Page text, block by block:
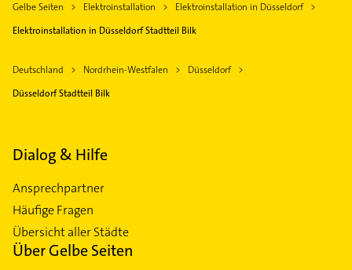
Gelbe Seiten Elektroinstallation
Elektroinstallation in Düsseldorf
Elektroinstallation in Düsseldorf Stadtteil Bilk
Deutschland Nordrhein-Westfalen
Düsseldorf
Düsseldorf Stadtteil Bilk
Dialog & Hilfe
Ansprechpartner
Häufige Fragen
Übersicht aller Städte
Über Gelbe Seiten